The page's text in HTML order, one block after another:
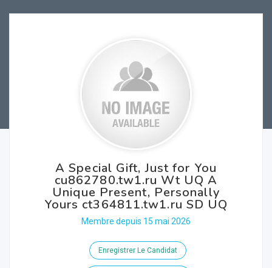
A Special Gift, Just for You
cu862780.tw1.ru Wt UQ A
Unique Present, Personally
Yours ct364811.tw1.ru SD UQ
Membre depuis 15 mai 2026
Enregistrer Le Candidat